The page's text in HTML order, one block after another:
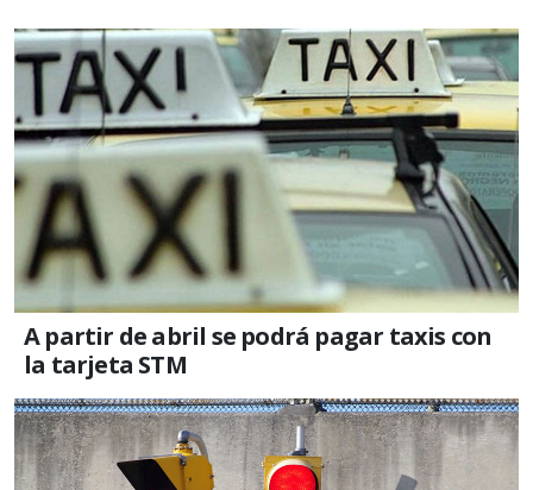
A partir de abril se podrá pagar taxis con
la tarjeta STM